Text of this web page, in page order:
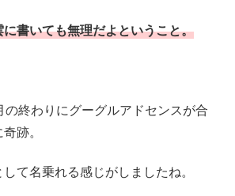
書いても無理だよということ。
の終わりにグーグルアドセンスが合
跡。
て名乗れる感じがしましたね。